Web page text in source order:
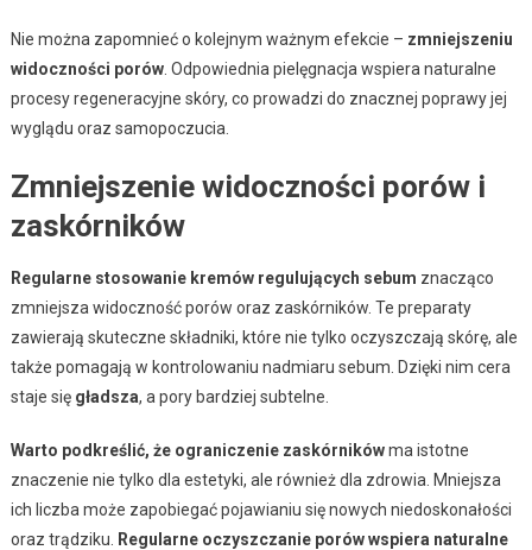
Nie można zapomnieć o kolejnym ważnym efekcie – zmniejszeniu
widoczności porów. Odpowiednia pielęgnacja wspiera naturalne
procesy regeneracyjne skóry, co prowadzi do znacznej poprawy jej
wyglądu oraz samopoczucia.
Zmniejszenie widoczności porów i
zaskórników
Regularne stosowanie kremów regulujących sebum znacząco
zmniejsza widoczność porów oraz zaskórników. Te preparaty
zawierają skuteczne składniki, które nie tylko oczyszczają skórę, ale
także pomagają w kontrolowaniu nadmiaru sebum. Dzięki nim cera
staje się gładsza, a pory bardziej subtelne.
Warto podkreślić, że ograniczenie zaskórnikówma istotne
znaczenie nie tylko dla estetyki, ale również dla zdrowia. Mniejsza
ich liczba może zapobiegać pojawianiu się nowych niedoskonałości
oraz trądziku.
Regularne oczyszczanie porów wspiera naturalne